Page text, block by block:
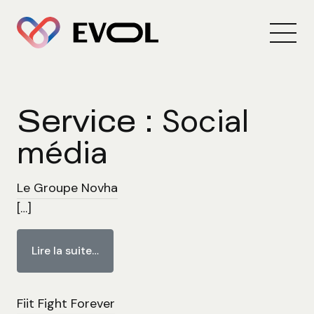
Service : Social
média
Le Groupe Novha
[…]
Lire la suite…
Fiit Fight Forever